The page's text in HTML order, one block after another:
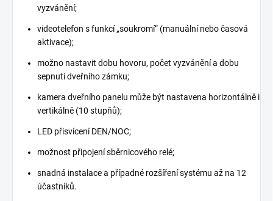
vyzvánění;
videotelefon s funkcí „soukromí“ (manuální nebo časová
aktivace);
možno nastavit dobu hovoru, počet vyzvánění a dobu
sepnutí dveřního zámku;
kamera dveřního panelu může být nastavena horizontálně i
vertikálně (10 stupňů);
LED přisvícení DEN/NOC;
možnost připojení sběrnicového relé;
snadná instalace a případné rozšíření systému až na 12
účastníků.